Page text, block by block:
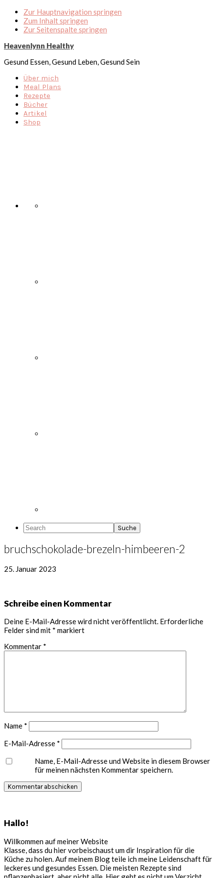
Zur Hauptnavigation springen
Zum Inhalt springen
Zur Seitenspalte springen
Heavenlynn Healthy
Gesund Essen, Gesund Leben, Gesund Sein
Über mich
Meal Plans
Rezepte
Bücher
Artikel
Shop
Search
bruchschokolade-brezeln-himbeeren-2
25. Januar 2023
Leser-
Interaktionen
Schreibe einen Kommentar
Deine E-Mail-Adresse wird nicht veröffentlicht. Erforderliche
Felder sind mit * markiert
Kommentar *
Name *
E-Mail-Adresse *
Name, E-Mail-Adresse und Website in diesem Browser
für meinen nächsten Kommentar speichern.
Hallo!
Willkommen auf meiner Website
Klasse, dass du hier vorbeischaust um dir Inspiration für die
Küche zu holen. Auf meinem Blog teile ich meine Leidenschaft für
leckeres und gesundes Essen. Die meisten Rezepte sind